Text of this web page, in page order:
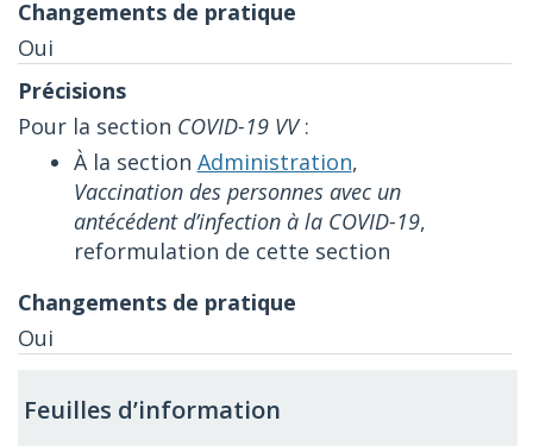
Oui
Pour la section COVID-19 VV:
À la section Administration,
Vaccination des personnes avec un
antécédent d’infection à la COVID-19,
reformulation de cette section
Oui
Feuilles d’information